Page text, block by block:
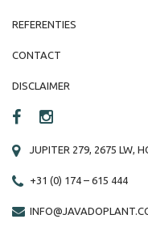
REFERENTIES
CONTACT
DISCLAIMER
JUPITER 279, 2675 LW,
+31 (0) 174 – 615 444